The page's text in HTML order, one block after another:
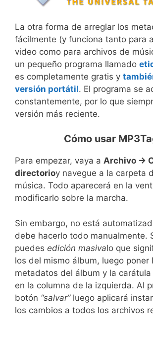
La otra forma de arreglar los
fácilmente (y funciona tanto para
video como para archivos de
un pequeño programa llamado
es completamente gratis y
versión portátil. El programa se
constantemente, por lo que
versión más reciente.
Cómo usar
Para empezar, vaya a Archivo ->
directorioy navegue a la carpeta
música. Todo aparecerá en la
modificarlo sobre la marcha.
Sin embargo, no está
debe hacerlo todo manualmente.
puedes edición masivalo que
los del mismo álbum, luego poner
metadatos del álbum y la carátula
en la columna de la izquierda. Al
botón “salvar”luego aplicará
los cambios a todos los archivos